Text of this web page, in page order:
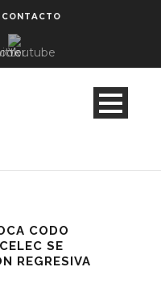
CONTACTO
CODO
SE
REGRESIVA